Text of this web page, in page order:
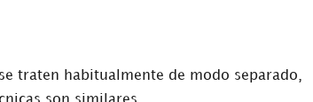
traten habitualmente de modo separado,